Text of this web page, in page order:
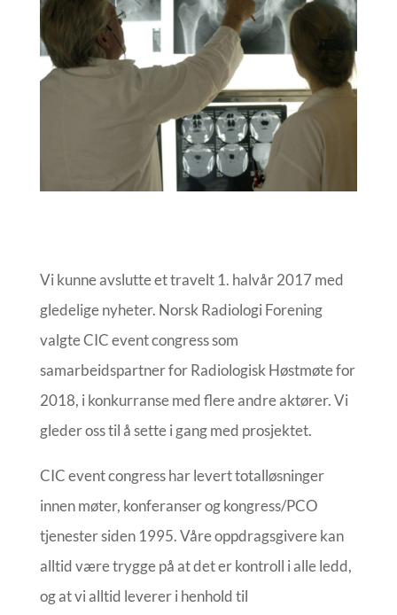
Vi kunne avslutte et travelt 1. halvår 2017 med
gledelige nyheter. Norsk Radiologi Forening
valgte CIC event congress som
samarbeidspartner for Radiologisk Høstmøte for
2018, i konkurranse med flere andre aktører. Vi
gleder oss til å sette i gang med prosjektet.
CIC event congress har levert totalløsninger
innen møter, konferanser og kongress/PCO
tjenester siden 1995. Våre oppdragsgivere kan
alltid være trygge på at det er kontroll i alle ledd,
og at vi alltid leverer i henhold til